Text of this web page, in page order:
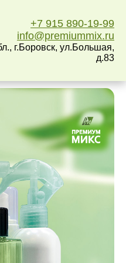
+7 915 890-19-99
info@premiummix.ru
г.Боровск, ул.Большая,
д.83